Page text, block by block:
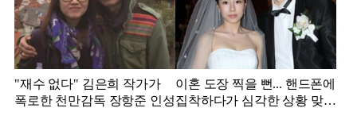
"재수 없다" 김은희 작가가
폭로한 천만감독 장항준 인성
이혼 도장 찍을 뻔... 핸드폰에
집착하다가 심각한 상황 맞은